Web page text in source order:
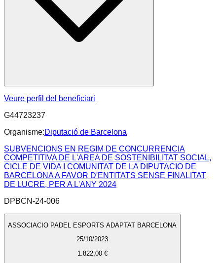
Veure perfil del beneficiari
G44723237
Organisme:Diputació de Barcelona
SUBVENCIONS EN REGIM DE CONCURRENCIA
COMPETITIVA DE L'AREA DE SOSTENIBILITAT SOCIAL,
CICLE DE VIDA I COMUNITAT DE LA DIPUTACIO DE
BARCELONA A FAVOR D'ENTITATS SENSE FINALITAT
DE LUCRE, PER A L'ANY 2024
DPBCN-24-006
ASSOCIACIO PADEL ESPORTS ADAPTAT BARCELONA
25/10/2023
1.822,00 €